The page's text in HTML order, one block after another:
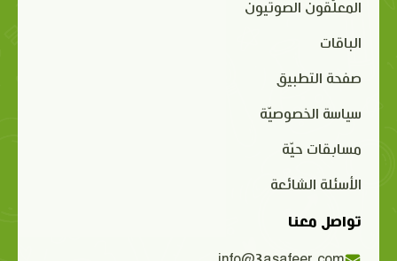
المعلّقون الصوتيون
الباقات
صفحة التطبيق
سياسة الخصوصيّة
مسابقات حيّة
الأسئلة الشائعة
تواصل معنا